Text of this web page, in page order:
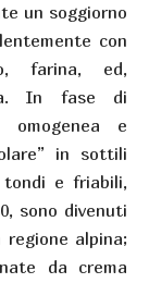
un soggiorno
con
farina, ed,
In fase di
omogenea e
in sottili
e friabili,
sono divenuti
alpina;
da crema